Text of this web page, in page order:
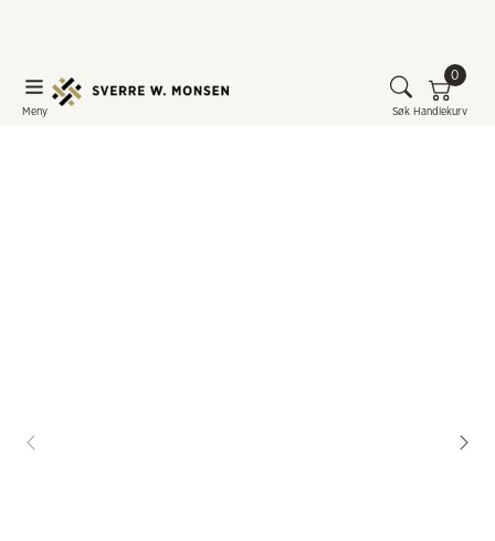
Søk
Meny
0
Handlekurv